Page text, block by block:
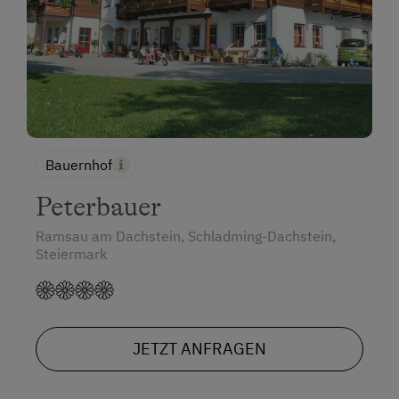
Bauernhof
Peterbauer
Ramsau am Dachstein, Schladming-Dachstein,
Steiermark
JETZT ANFRAGEN